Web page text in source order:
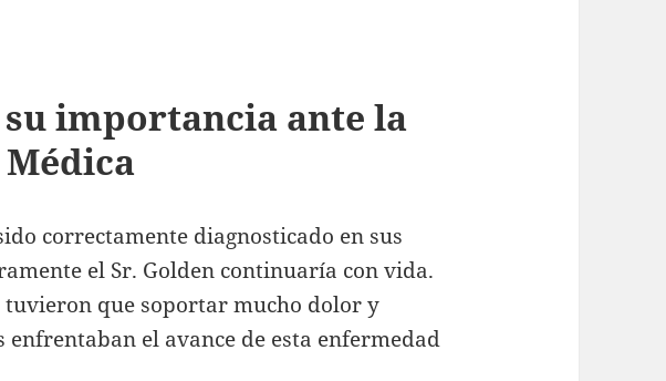
su importancia ante la
correctamente diagnosticado en sus
el Sr. Golden continuaría con vida.
tuvieron que soportar mucho dolor y
el avance de esta enfermedad